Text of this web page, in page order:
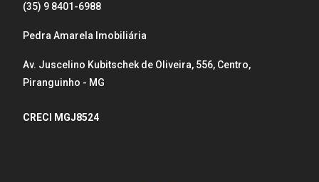
(35) 9 8401-6988
Pedra Amarela Imobiliária
Av. Juscelino Kubitschek de Oliveira, 556, Centro,
Piranguinho - MG
CRECI MGJ8524